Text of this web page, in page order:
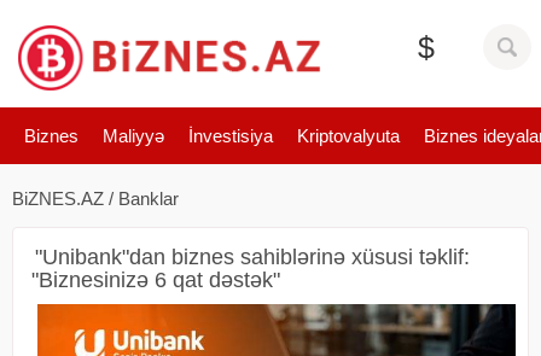
$
Biznes Maliyyə İnvestisiya Kriptovalyuta Biznes
BiZNES.AZ / Banklar
"Unibank"dan biznes sahiblərinə xüsusi təklif:
"Biznesinizə 6 qat dəstək"